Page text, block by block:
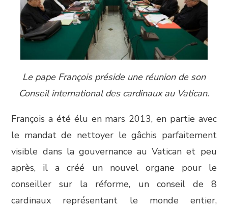
Le pape François préside une réunion de son
Conseil international des cardinaux au Vatican.
François a été élu en mars 2013, en partie avec
le mandat de nettoyer le gâchis parfaitement
visible dans la gouvernance au Vatican et peu
après, il a créé un nouvel organe pour le
conseiller sur la réforme, un conseil de 8
cardinaux représentant le monde entier,